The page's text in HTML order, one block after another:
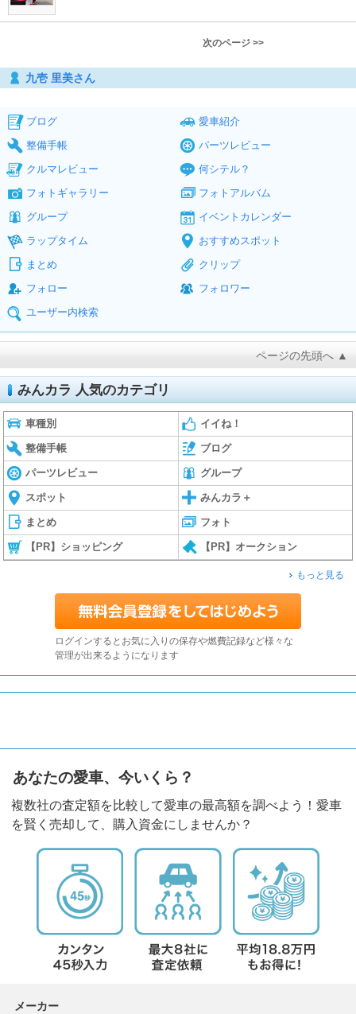
次のページ >>
九壱 里美さん
ブログ
愛車紹介
整備手帳
パーツレビュー
クルマレビュー
何シテル？
フォトギャラリー
フォトアルバム
グループ
イベントカレンダー
ラップタイム
おすすめスポット
まとめ
クリップ
フォロー
フォロワー
ユーザー内検索
ページの先頭へ ▲
みんカラ 人気のカテゴリ
車種別 イイね！
整備手帳 ブログ
パーツレビュー グループ
スポット みんカラ＋
まとめ フォト
【PR】ショッピング 【PR】オークション
もっと見る
ログインするとお気に入りの保存や燃費記録など様々な
管理が出来るようになります
あなたの愛車、今いくら？
複数社の査定額を比較して愛車の最高額を調べよう！愛車
を賢く売却して、購入資金にしませんか？
メーカー